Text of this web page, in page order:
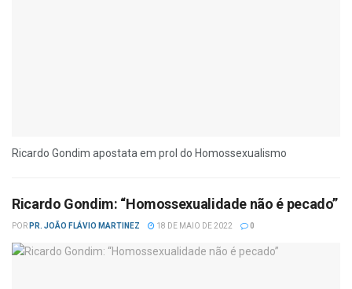
Ricardo Gondim apostata em prol do Homossexualismo
Ricardo Gondim: “Homossexualidade não é pecado”
POR PR. JOÃO FLÁVIO MARTINEZ 18 DE MAIO DE 2022 0